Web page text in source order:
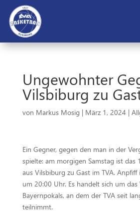
Ungewohnter
Vilsbiburg zu
von Markus Mosig | März 1, 2024 |
Ein Gegner, gegen den man in der
spielte: am morgigen Samstag ist das
aus Vilsbiburg zu Gast im TVA. Anpfiff
um 20:00 Uhr. Es handelt sich um das
Bayernpokals, an dem der TVA seit
teilnimmt.